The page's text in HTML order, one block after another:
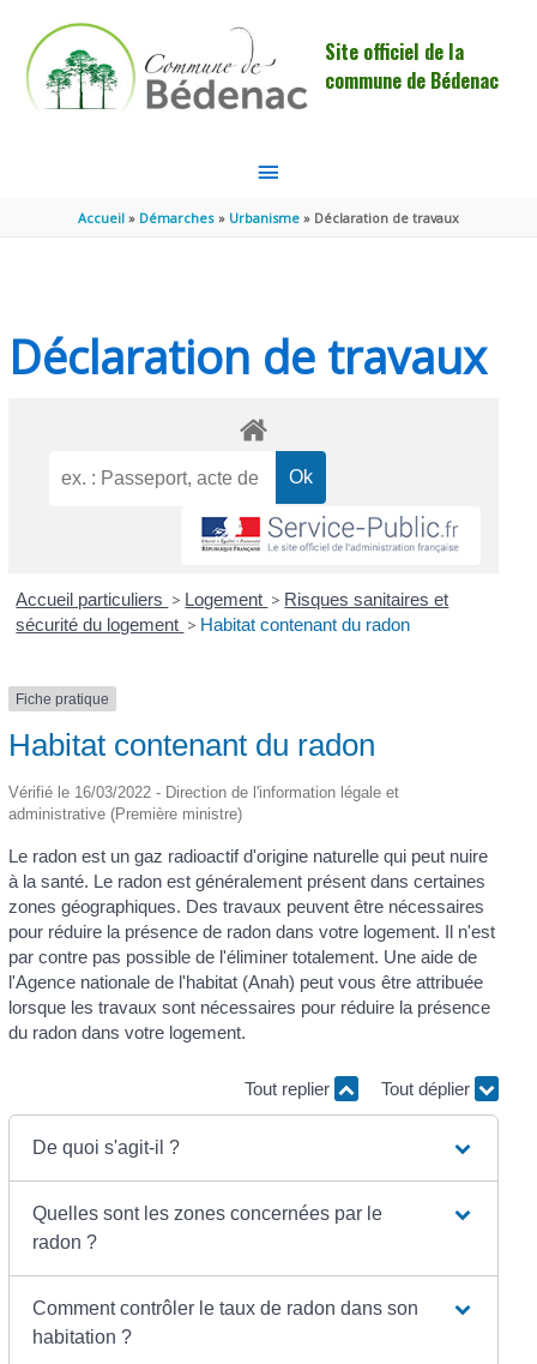
Site officiel de la
commune de Bédenac
MENU
PRINCIPAL
Accueil Démarches Urbanisme Déclaration de travaux
Déclaration de travaux
Accueil particuliers > Logement > Risques sanitaires et
sécurité du logement > Habitat contenant du radon
Fiche pratique
Habitat contenant du radon
Vérifié le 16/03/2022 - Direction de l'information légale et
administrative (Première ministre)
Le radon est un gaz radioactif d'origine naturelle qui peut nuire
à la santé. Le radon est généralement présent dans certaines
zones géographiques. Des travaux peuvent être nécessaires
pour réduire la présence de radon dans votre logement. Il n'est
par contre pas possible de l'éliminer totalement. Une aide de
l'Agence nationale de l'habitat (Anah) peut vous être attribuée
lorsque les travaux sont nécessaires pour réduire la présence
du radon dans votre logement.
Tout replier Tout déplier
De quoi s'agit-il ?
Quelles sont les zones concernées par le
radon ?
Comment contrôler le taux de radon dans son
habitation ?